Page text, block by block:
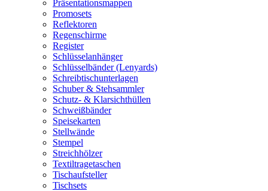
Präsentationsmappen
Promosets
Reflektoren
Regenschirme
Register
Schlüsselanhänger
Schlüsselbänder (Lenyards)
Schreibtischunterlagen
Schuber & Stehsammler
Schutz- & Klarsichthüllen
Schweißbänder
Speisekarten
Stellwände
Stempel
Streichhölzer
Textiltragetaschen
Tischaufsteller
Tischsets